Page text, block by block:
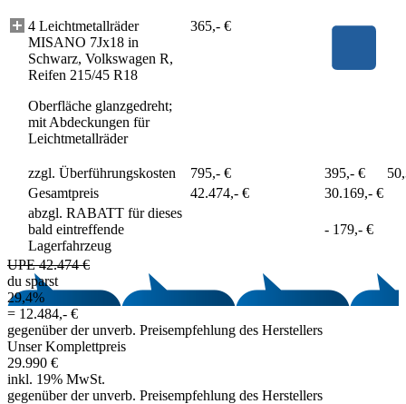
4 Leichtmetallräder
MISANO 7Jx18 in
Schwarz, Volkswagen R,
Reifen 215/45 R18
Oberfläche glanzgedreht;
mit Abdeckungen für
Leichtmetallräder
365,- €
zzgl. Überführungskosten 795,- € 395,- €
Gesamtpreis
42.474,- €
30.169,- €
abzgl. RABATT für dieses
bald eintreffende
Lagerfahrzeug
- 179,- €
UPE 42.474 €
du sparst
29,4%
= 12.484,- €
gegenüber der unverb. Preisempfehlung des Herstellers
Unser Komplettpreis
29.990 €
inkl. 19% MwSt.
gegenüber der unverb. Preisempfehlung des Herstellers